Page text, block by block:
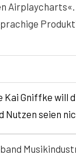
Kai Gniffke will
Nutzen seien